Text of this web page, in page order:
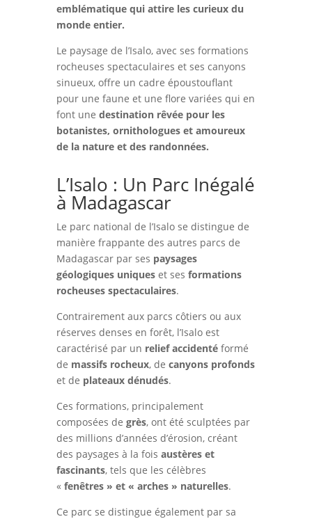
emblématique qui attire les curieux du
monde entier.
Le paysage de l’Isalo, avec ses formations
rocheuses spectaculaires et ses canyons
sinueux, offre un cadre époustouflant
pour une faune et une flore variées qui en
font une destination rêvée pour les
botanistes, ornithologues et amoureux
de la nature et des randonnées.
L’Isalo : Un Parc Inégalé
à Madagascar
Le parc national de l’Isalo se distingue de
manière frappante des autres parcs de
Madagascar par ses paysages
géologiques uniqueset ses formations
rocheuses spectaculaires.
Contrairement aux parcs côtiers ou aux
réserves denses en forêt, l’Isalo est
caractérisé par un relief accidentéformé
de massifs rocheux, de canyons profonds
et de plateaux dénudés.
Ces formations, principalement
composées de grès, ont été sculptées par
des millions d’années d’érosion, créant
des paysages à la fois austères et
fascinants, tels que les célèbres
« fenêtres » et « arches » naturelles.
Ce parc se distingue également par sa